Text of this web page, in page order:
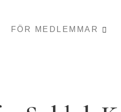
FÖR MEDLEMMAR